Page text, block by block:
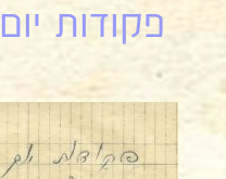
פקודות יום 10